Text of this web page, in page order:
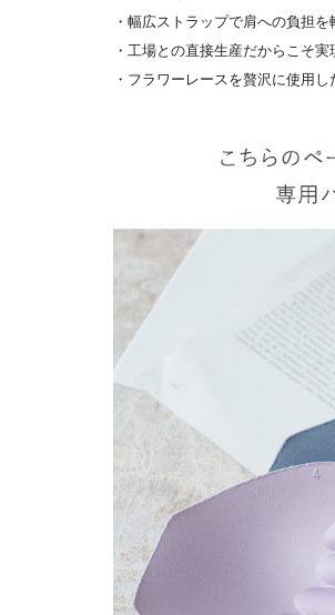
・幅広ストラップで肩への負担
・工場との直接生産だからこそ
・フラワーレースを贅沢に使用